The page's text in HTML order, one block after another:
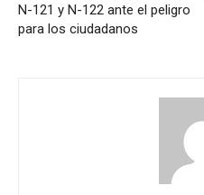
N-121 y N-122 ante el peligro
para los ciudadanos